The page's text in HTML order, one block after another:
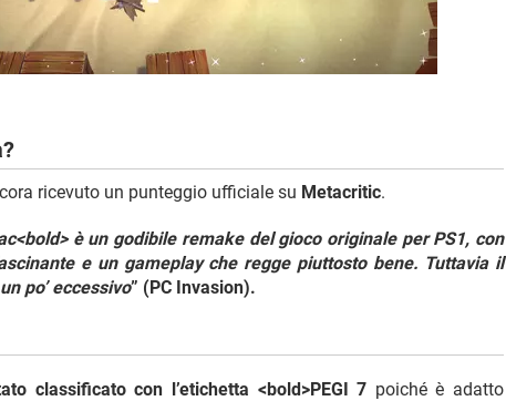
ricevuto un punteggio ufficiale su Metacritic.
è un godibile remake del gioco originale per PS1, con
e un gameplay che regge piuttosto bene. Tuttavia il
po’ eccessivo” (PC Invasion).
classificato con l’etichetta <bold>PEGI 7 poiché è adatto